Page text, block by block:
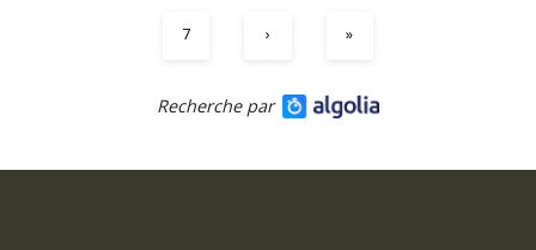
7 › »
Recherche par